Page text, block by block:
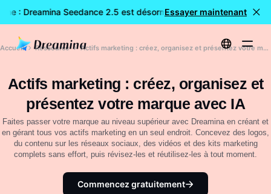
: Dreamina Seedance 2.5 est désormais disponible 🎉
Essayer maintenant
Accueil Ressource Actifs marketing : créez, organisez et présentez votre marque avec IA
Actifs marketing : créez, organisez et
présentez votre marque avec IA
Faites passer votre marque au niveau supérieur avec Dreamina en créant et
en gérant tous vos actifs marketing en un seul endroit. Concevez des logos,
du contenu sur les réseaux sociaux, des vidéos et des kits marketing
complets sans effort, puis révisez-les et réutilisez-les à tout moment.
Commencez gratuitement